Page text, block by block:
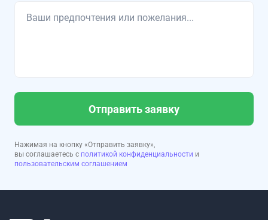
Отправить заявку
Нажимая на кнопку «Отправить заявку»,
вы соглашаетесь с политикой конфиденциальности и
пользовательским соглашением